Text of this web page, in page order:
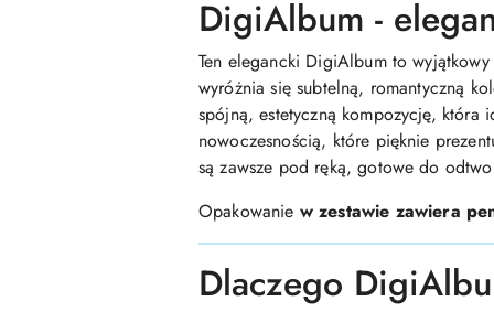
DigiAlbum -
Ten elegancki DigiAlbum to
wyróżnia się subtelną, romantyczną
spójną, estetyczną kompozycję, która
nowoczesnością, które pięknie
są zawsze pod ręką, gotowe do
Opakowanie w zestawie zawiera
Dlaczego